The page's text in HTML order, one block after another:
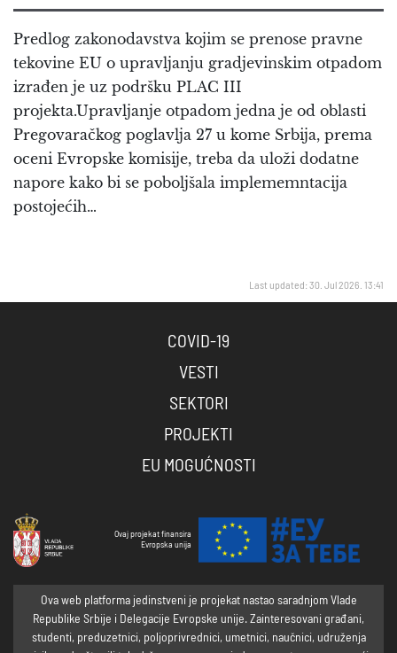
Predlog zakonodavstva kojim se prenose pravne
tekovine EU o upravljanju gradjevinskim otpadom
izrađen je uz podršku PLAC III
projekta.Upravljanje otpadom jedna je od oblasti
Pregovaračkog poglavlja 27 u kome Srbija, prema
oceni Evropske komisije, treba da uloži dodatne
napore kako bi se poboljšala implememntacija
postojećih…
Last updated: 30. Jul 2026. 13:41
COVID-19
VESTI
SEKTORI
PROJEKTI
EU MOGUĆNOSTI
Ovaj projekat finansira
Evropska unija
Ova web platforma jedinstveni je projekat nastao saradnjom Vlade
Republike Srbije i Delegacije Evropske unije. Zainteresovani građani,
studenti, preduzetnici, poljoprivrednici, umetnici, naučnici, udruženja